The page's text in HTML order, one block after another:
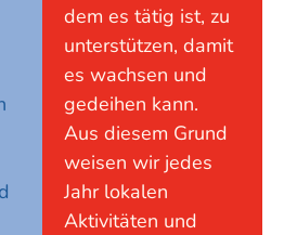
dem es tätig ist, zu
unterstützen, damit
es wachsen und
gedeihen kann.
Aus diesem Grund
weisen wir jedes
Jahr lokalen
Aktivitäten und